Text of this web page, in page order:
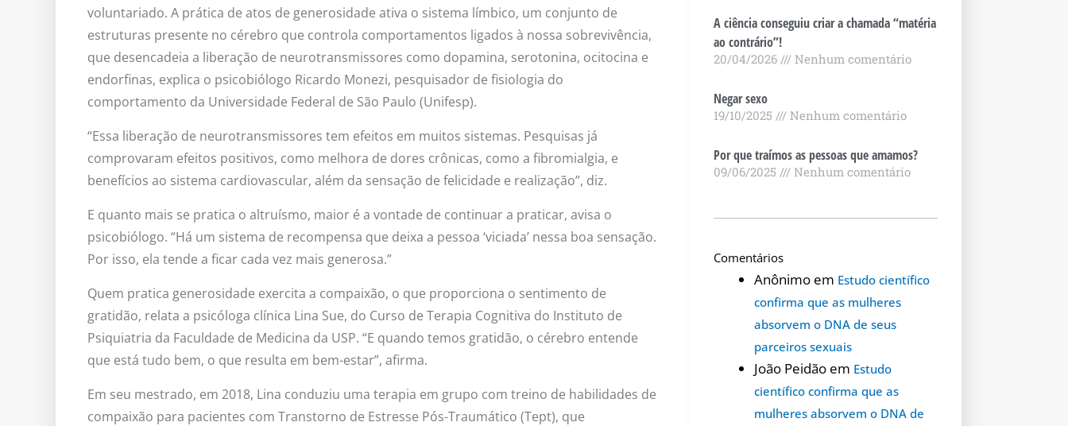
voluntariado. A prática de atos de generosidade ativa o sistema límbico, um conjunto de
estruturas presente no cérebro que controla comportamentos ligados à nossa sobrevivência,
que desencadeia a liberação de neurotransmissores como dopamina, serotonina, ocitocina e
endorfinas, explica o psicobiólogo Ricardo Monezi, pesquisador de fisiologia do
comportamento da Universidade Federal de São Paulo (Unifesp).
“Essa liberação de neurotransmissores tem efeitos em muitos sistemas. Pesquisas já
comprovaram efeitos positivos, como melhora de dores crônicas, como a fibromialgia, e
benefícios ao sistema cardiovascular, além da sensação de felicidade e realização”, diz.
E quanto mais se pratica o altruísmo, maior é a vontade de continuar a praticar, avisa o
psicobiólogo. “Há um sistema de recompensa que deixa a pessoa ‘viciada’ nessa boa sensação.
Por isso, ela tende a ficar cada vez mais generosa.”
Quem pratica generosidade exercita a compaixão, o que proporciona o sentimento de
gratidão, relata a psicóloga clínica Lina Sue, do Curso de Terapia Cognitiva do Instituto de
Psiquiatria da Faculdade de Medicina da USP. “E quando temos gratidão, o cérebro entende
que está tudo bem, o que resulta em bem-estar”, afirma.
Em seu mestrado, em 2018, Lina conduziu uma terapia em grupo com treino de habilidades de
compaixão para pacientes com Transtorno de Estresse Pós-Traumático (Tept), que
A ciência conseguiu criar a chamada “matéria
ao contrário”!
20/04/2026 Nenhum comentário
Negar sexo
19/10/2025 Nenhum comentário
Por que traímos as pessoas que amamos?
09/06/2025 Nenhum comentário
Comentários
Anônimo em Estudo científico
confirma que as mulheres
absorvem o DNA de seus
parceiros sexuais
João Peidão em Estudo
científico confirma que as
mulheres absorvem o DNA de